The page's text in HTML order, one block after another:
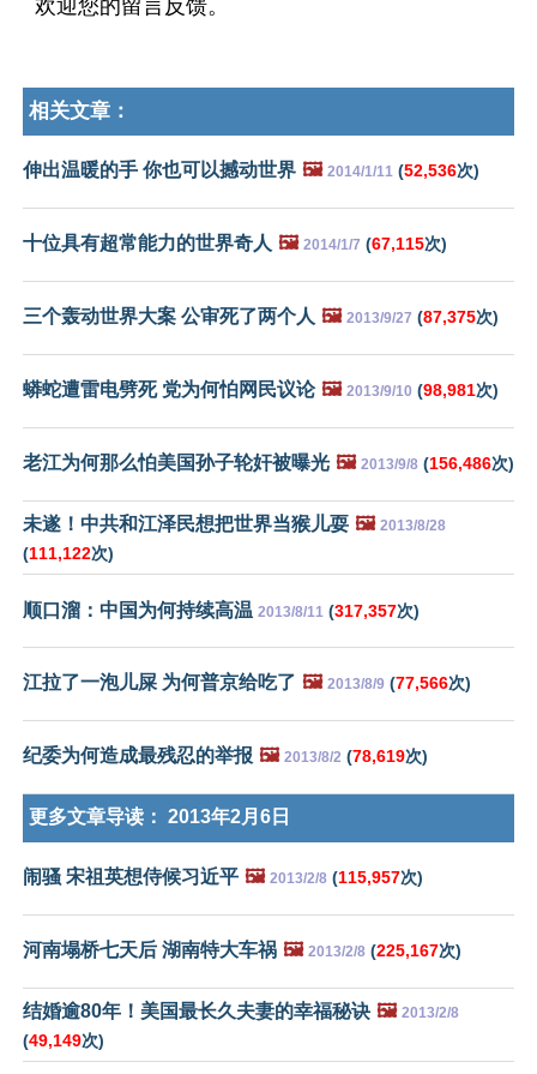
欢迎您的留言反馈。
相关文章：
伸出温暖的手 你也可以撼动世界 🖼️ 2014/1/11 (52,536次)
十位具有超常能力的世界奇人 🖼️ 2014/1/7 (67,115次)
三个轰动世界大案 公审死了两个人 🖼️ 2013/9/27 (87,375次)
蟒蛇遭雷电劈死 党为何怕网民议论 🖼️ 2013/9/10 (98,981次)
老江为何那么怕美国孙子轮奸被曝光 🖼️ 2013/9/8 (156,486次)
未遂！中共和江泽民想把世界当猴儿耍 🖼️ 2013/8/28
(111,122次)
顺口溜：中国为何持续高温 2013/8/11 (317,357次)
江拉了一泡儿屎 为何普京给吃了 🖼️ 2013/8/9 (77,566次)
纪委为何造成最残忍的举报 🖼️ 2013/8/2 (78,619次)
更多文章导读： 2013年2月6日
闹骚 宋祖英想侍候习近平 🖼️ 2013/2/8 (115,957次)
河南塌桥七天后 湖南特大车祸 🖼️ 2013/2/8 (225,167次)
结婚逾80年！美国最长久夫妻的幸福秘诀 🖼️ 2013/2/8
(49,149次)